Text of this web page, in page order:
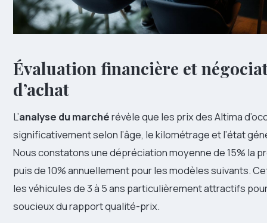
Évaluation financière et
d’achat
L’analyse du marchérévèle que les prix des Altima
significativement selon l’âge, le kilométrage et l’état
Nous constatons une dépréciation moyenne de 15% la
puis de 10% annuellement pour les modèles suivants.
les véhicules de 3 à 5 ans particulièrement attractifs
soucieux du rapport qualité-prix.